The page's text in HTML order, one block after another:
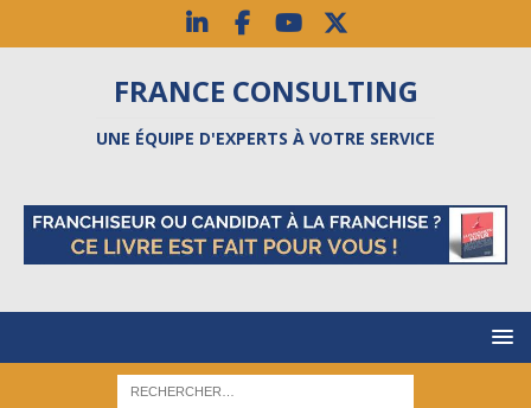
FRANCE CONSULTING
UNE ÉQUIPE D'EXPERTS À VOTRE SERVICE